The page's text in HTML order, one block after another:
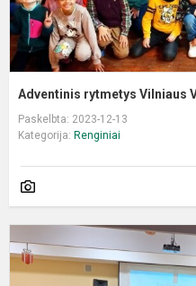
Adventinis rytmetys Vilniaus
Paskelbta: 2023-12-13
Kategorija: Renginiai